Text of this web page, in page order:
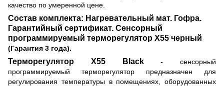
качество по умеренной цене.
Состав комплекта: Нагревательный мат. Гофра.
Гарантийный сертификат. Сенсорный
программируемый терморегулятор X55 черный
(Гарантия 3 года).
Терморегулятор X55 Black
- сенсорный
программируемый терморегулятор предназначен для
регулирования температуры в помещениях, оборудованных